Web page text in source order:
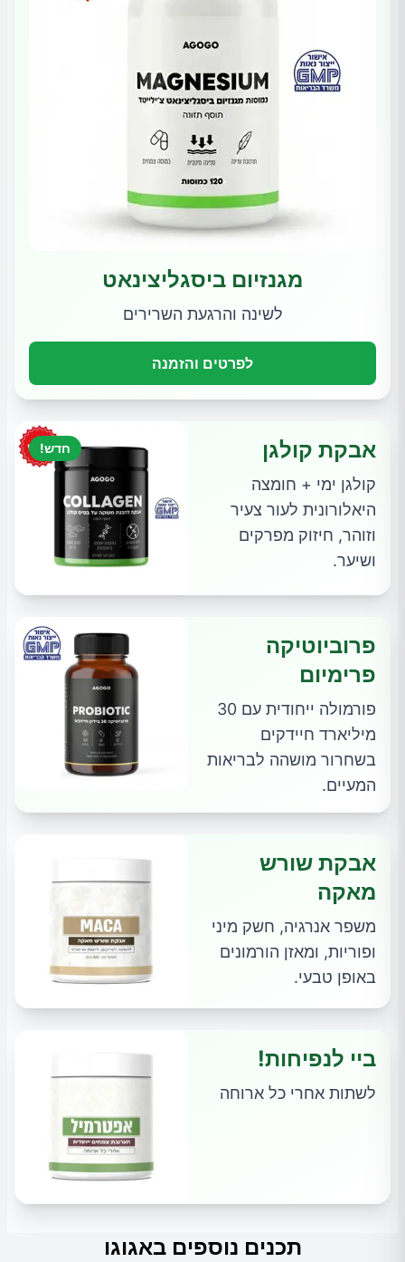
מגנזיום ביסגליצינאט
לשינה והרגעת השרירים
לפרטים והזמנה
חדש! אבקת קולגן
קולגן ימי + חומצה
היאלורונית לעור צעיר
וזוהר, חיזוק מפרקים
ושיער.
פרוביוטיקה
פרימיום
פורמולה ייחודית עם 30
מיליארד חיידקים
בשחרור מושהה לבריאות
המעיים.
אבקת שורש
מאקה
משפר אנרגיה, חשק מיני
ופוריות, ומאזן הורמונים
באופן טבעי.
ביי לנפיחות!
לשתות אחרי כל ארוחה
תכנים נוספים באגוגו